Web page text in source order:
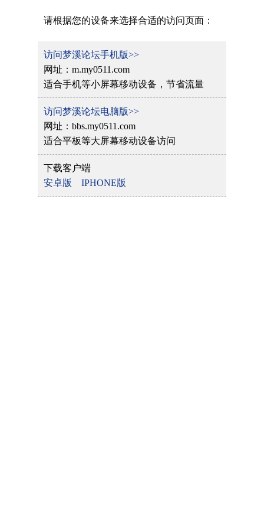
请根据您的设备来选择合适的访问页面：
访问梦溪论坛手机版>>
网址：m.my0511.com
适合手机等小屏幕移动设备，节省流量
访问梦溪论坛电脑版>>
网址：bbs.my0511.com
适合平板等大屏幕移动设备访问
下载客户端
安卓版
IPHONE版